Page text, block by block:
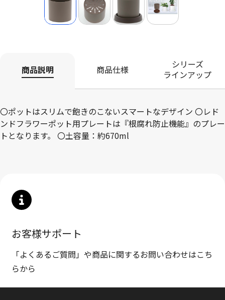
商品説明 商品仕様
シリーズ
ラインアップ
〇ポットはスリムで飽きのこないスマートなデザイン 〇レド
ンドフラワーポット用プレートは『根腐れ防止機能』のプレー
トとなります。 〇土容量：約670ml
お客様サポート
「よくあるご質問」や商品に関するお問い合わせはこち
らから